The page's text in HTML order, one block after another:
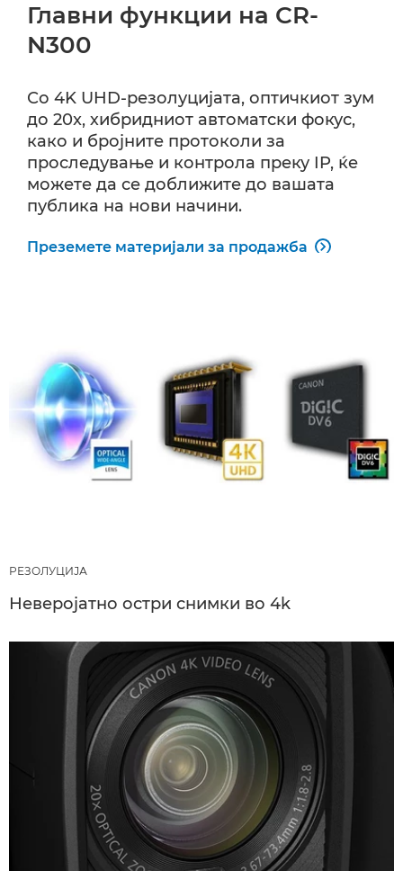
Главни функции на CR-
N300
Со 4K UHD-резолуцијата, оптичкиот зум
до 20x, хибридниот автоматски фокус,
како и бројните протоколи за
проследување и контрола преку IP, ќе
можете да се доближите до вашата
публика на нови начини.
Преземете материјали за продажба 
РЕЗОЛУЦИЈА
Неверојатно остри снимки во 4k